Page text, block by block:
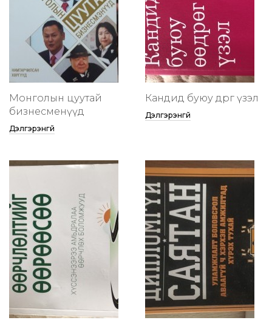
Монголын цуутай
бизнесменүүд
Дэлгэрэнгүй
Кандид буюу өөдрөг үзэл
Дэлгэрэнгүй